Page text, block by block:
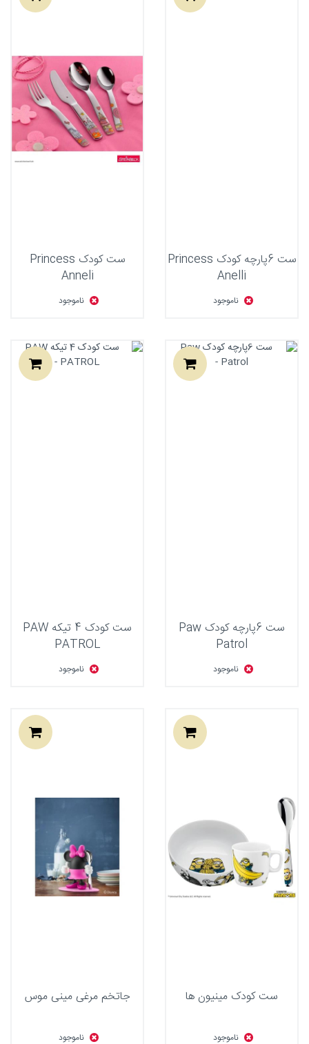
ست 6پارچه کودک Princess
Anelli
ناموجود
ست کودک Princess
Anneli
ناموجود
ست 6پارچه کودک Paw
Patrol
ناموجود
ست کودک 4 تیکه PAW
PATROL
ناموجود
ست کودک مینیون ها
ناموجود
جاتخم مرغی مینی موس
ناموجود